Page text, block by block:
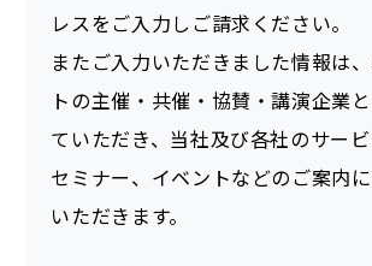
レスをご入力しご請求ください。
またご入力いただきました情報は
トの主催・共催・協賛・講演企業
ていただき、当社及び各社のサービ
セミナー、イベントなどのご案内
いただきます。